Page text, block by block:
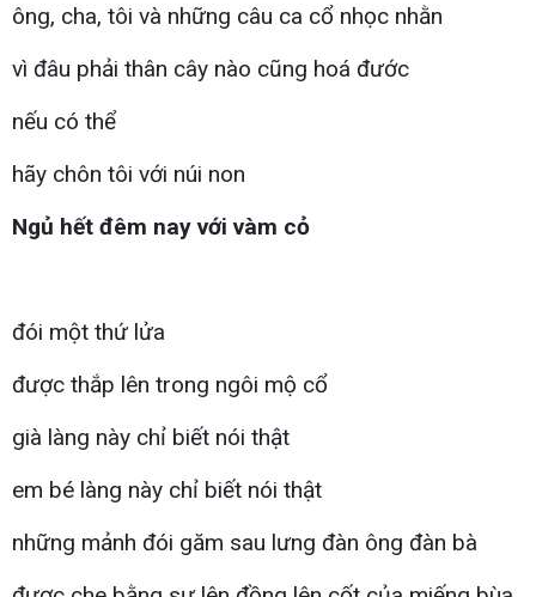
ông, cha, tôi và những câu ca cổ nhọc nhằn
vì đâu phải thân cây nào cũng hoá đước
nếu có thể
hãy chôn tôi với núi non
Ngủ hết đêm nay với vàm cỏ
đói một thứ lửa
được thắp lên trong ngôi mộ cổ
già làng này chỉ biết nói thật
em bé làng này chỉ biết nói thật
những mảnh đói găm sau lưng đàn ông đàn bà